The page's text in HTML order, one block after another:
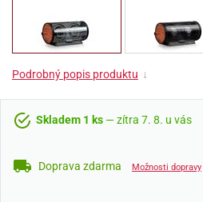
Podrobný popis produktu ↓
Skladem 1 ks — zítra 7. 8. u vás
Doprava zdarma Možnosti dopravy